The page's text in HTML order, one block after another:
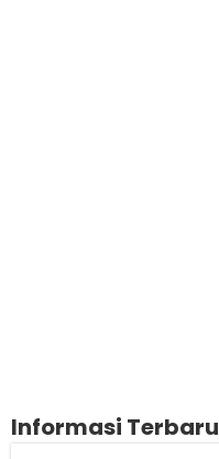
Informasi Terbaru